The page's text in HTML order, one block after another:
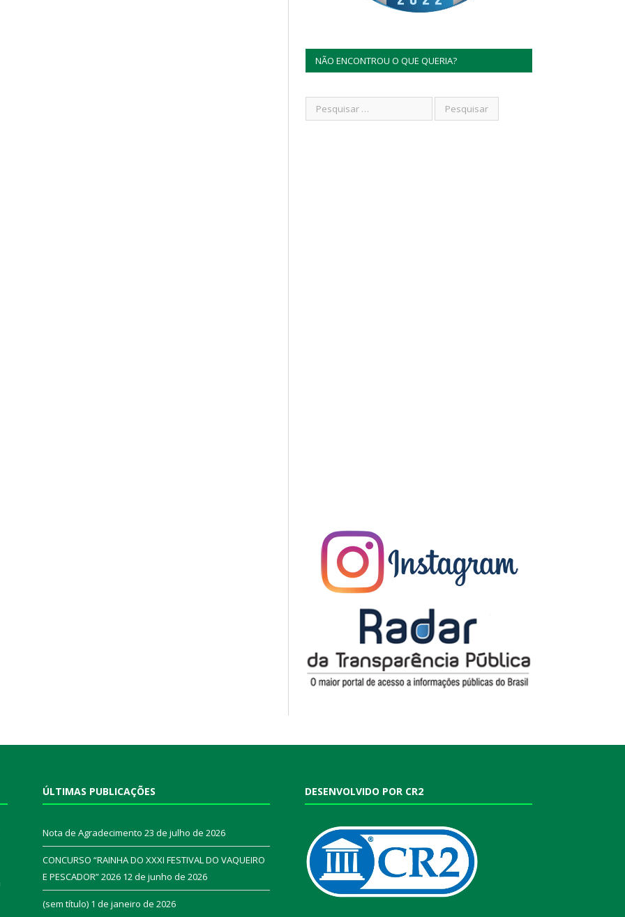
NÃO ENCONTROU O QUE QUERIA?
ÚLTIMAS PUBLICAÇÕES
Nota de Agradecimento 23 de julho de 2026
CONCURSO “RAINHA DO XXXI FESTIVAL DO VAQUEIRO
E PESCADOR” 2026 12 de junho de 2026
(sem título) 1 de janeiro de 2026
DESENVOLVIDO POR CR2